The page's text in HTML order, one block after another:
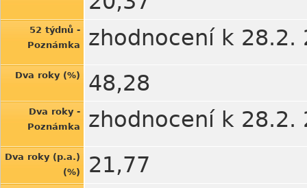
52 týdnů -
Poznámka
zhodnocení k 28.2.
Dva roky (%) 48,28
Dva roky -
Poznámka
zhodnocení k 28.2.
Dva roky (p.a.)
(%)
21,77